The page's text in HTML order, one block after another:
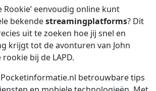
Rookie’ eenvoudig online kunt
bekendestreamingplatforms? Dit
uit te zoeken hoe jij snel en
krijgt tot de avonturen van John
bij de LAPD.
betrouwbare tips